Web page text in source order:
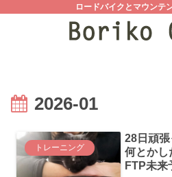
ロードバイクとマウンテ
2026-01
トレーニング
28日頑
何とか
FTP未来